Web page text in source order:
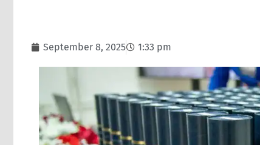
September 8, 2025 1:33 pm